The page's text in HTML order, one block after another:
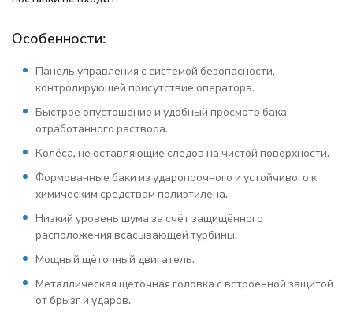
Особенности:
Панель управления с системой безопасности,
контролирующей присутствие оператора.
Быстрое опустошение и удобный просмотр бака
отработанного раствора.
Колёса, не оставляющие следов на чистой поверхности.
Формованные баки из ударопрочного и устойчивого к
химическим средствам полиэтилена.
Низкий уровень шума за счёт защищённого
расположения всасывающей турбины.
Мощный щёточный двигатель.
Металлическая щёточная головка с встроенной защитой
от брызг и ударов.